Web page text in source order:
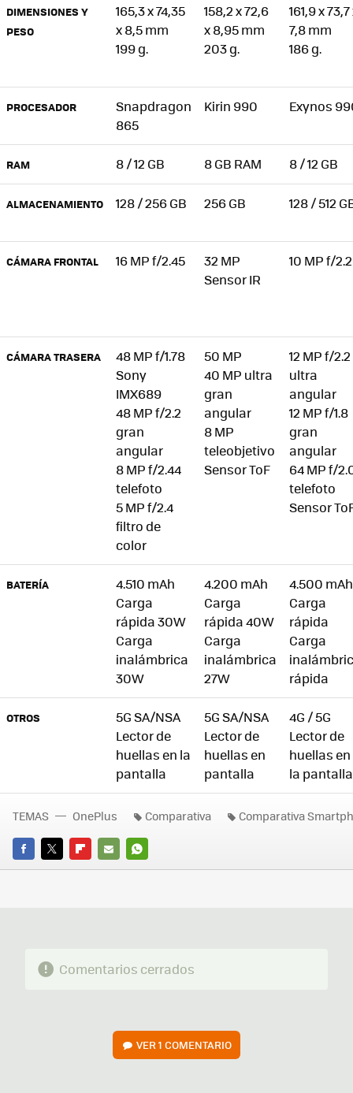
DIMENSIONES Y
PESO
165,3 x 74,35
x 8,5 mm
199 g.
158,2 x 72,6
x 8,95 mm
203 g.
161,9 x 73,7
7,8 mm
186 g.
PROCESADOR
Snapdragon
865
Kirin 990 Exynos
RAM 8 / 12 GB 8 GB RAM 8 / 12 GB
ALMACENAMIENTO 128 / 256 GB 256 GB 128 / 512
CÁMARA FRONTAL 16 MP f/2.45
32 MP
Sensor IR
10 MP f/2.2
CÁMARA TRASERA
48 MP f/1.78
Sony
IMX689
48 MP f/2.2
gran
angular
8 MP f/2.44
telefoto
5 MP f/2.4
filtro de
color
50 MP
40 MP ultra
gran
angular
8 MP
teleobjetivo
Sensor ToF
12 MP f/2.2
ultra
angular
12 MP f/1.8
gran
angular
64 MP f/
telefoto
Sensor
BATERÍA
4.510 mAh
Carga
rápida 30W
Carga
inalámbrica
30W
4.200 mAh
Carga
rápida 40W
Carga
inalámbrica
27W
4.500 mAh
Carga
rápida
Carga
rápida
OTROS
5G SA/NSA
Lector de
huellas en la
pantalla
5G SA/NSA
Lector de
huellas en
pantalla
4G / 5G
Lector de
huellas en
la pantalla
FACEBOOK
TWITTERFLIPBOARD
E-
WHATSAPP
TEMAS OnePlus Comparativa Comparativa
Comentarios cerrados
VER1 COMENTARIO